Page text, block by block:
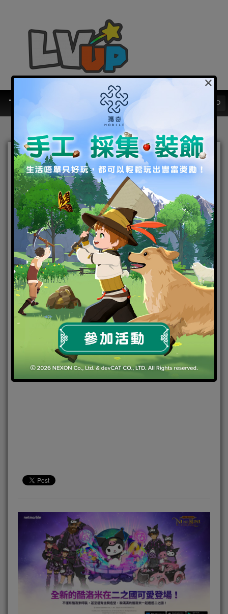
《二之國：交錯世界》推出
與三麗鷗明星聯動合作的活
動更新
2023-11-09|未分類
×